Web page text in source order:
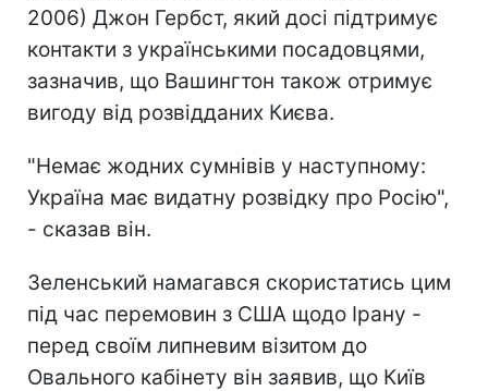
2006) Джон Гербст, який досі підтримує
контакти з українськими посадовцями,
зазначив, що Вашингтон також отримує
вигоду від розвідданих Києва.
"Немає жодних сумнівів у наступному:
Україна має видатну розвідку про Росію",
- сказав він.
Зеленський намагався скористатись цим
під час перемовин з США щодо Ірану -
перед своїм липневим візитом до
Овального кабінету він заявив, що Київ